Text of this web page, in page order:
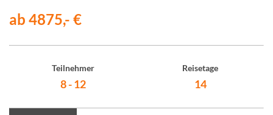
ab 4875,- €
Teilnehmer
8 - 12
Reisetage
14